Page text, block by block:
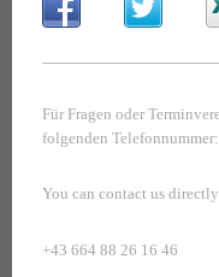
Für Fragen oder
folgenden Telefonnummer:
You can contact us
+43 664 88 26 16 46